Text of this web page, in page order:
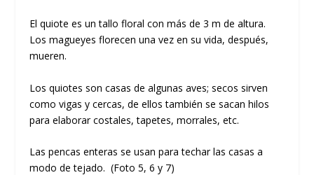
El quiote es un tallo floral con más de 3 m de altura.
Los magueyes florecen una vez en su vida, después,
mueren.
Los quiotes son casas de algunas aves; secos sirven
como vigas y cercas, de ellos también se sacan hilos
para elaborar costales, tapetes, morrales, etc.
Las pencas enteras se usan para techar las casas a
modo de tejado. (Foto 5, 6 y 7)